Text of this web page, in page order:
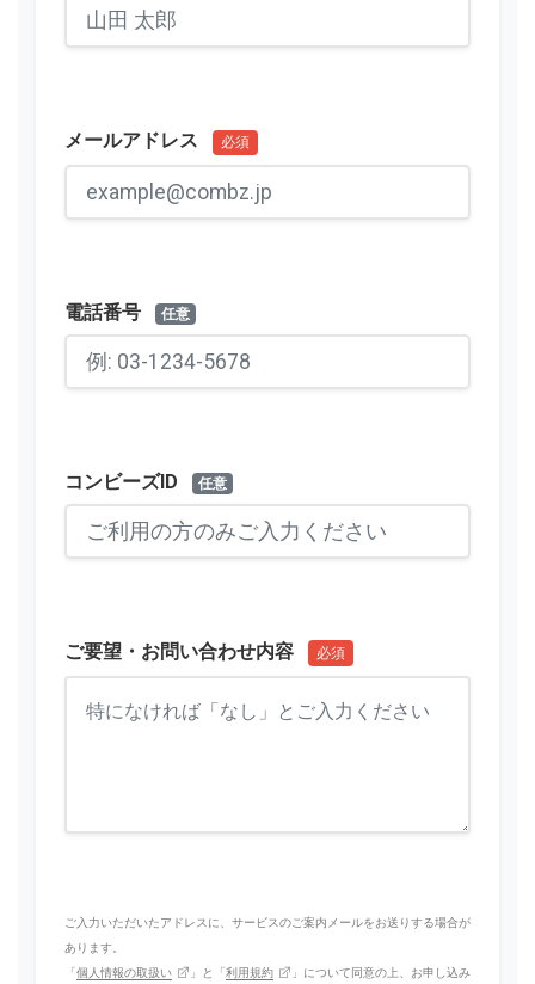
メールアドレス 必須
電話番号 任意
コンビーズID 任意
ご要望・お問い合わせ内容 必須
ご入力いただいたアドレスに、サービスのご案内メールをお送りする場合が
あります。
「個人情報の取扱い 」と「利用規約 」について同意の上、お申し込み